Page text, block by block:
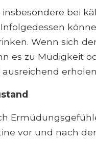
bei
Wenn sich
es zu Müdigkeit
vor und nach